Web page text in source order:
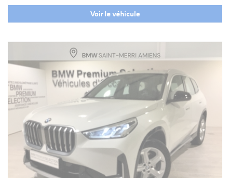
Voir le véhicule